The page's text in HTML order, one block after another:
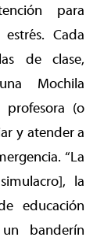
para
Cada
de clase,
Mochila
(o
y atender a
“La
la
educación
banderín